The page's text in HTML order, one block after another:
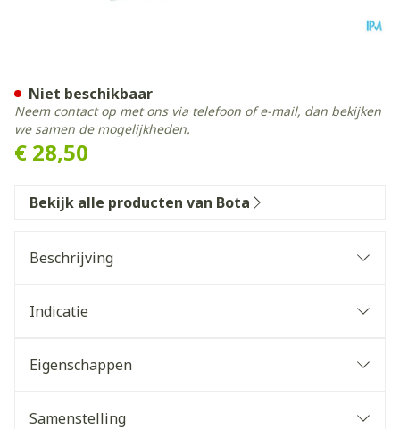
€ 28,50
Niet beschikbaar
Neem contact op met ons via telefoon of e-mail, dan bekijken
we samen de mogelijkheden.
Bekijk alle producten van Bota
Beschrijving
Indicatie
Eigenschappen
Samenstelling